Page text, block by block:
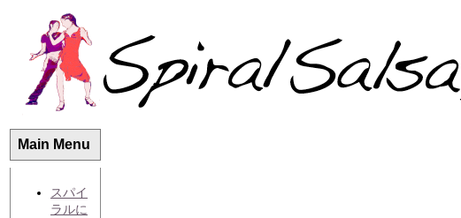
Main Menu
スパイ
ラルに